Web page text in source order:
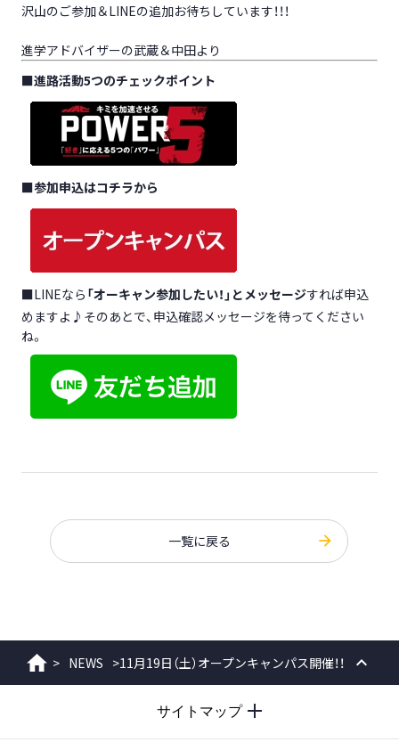
沢山のご参加＆LINEの追加お待ちしています！！！
進学アドバイザーの武蔵＆中田より
■進路活動5つのチェックポイント
■参加申込はコチラから
■LINEなら 「オーキャン参加したい！」とメッセージすれば申込
めますよ♪そのあとで、申込確認メッセージを待ってください
ね。
一覧に戻る
ホーム
> NEWS >11月19日（土）オープンキャンパス開催！！
PAGE
サイトマップ